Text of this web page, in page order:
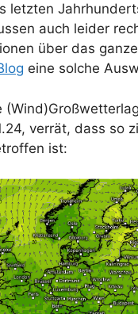
letzten
auch leider
über das
eine solche
verrät, dass so
ist: